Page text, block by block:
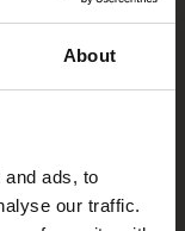
About
ads, to
our traffic.